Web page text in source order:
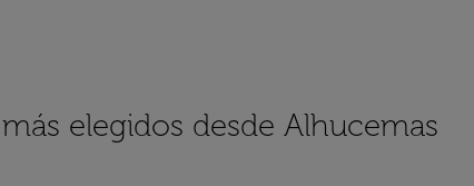
elegidos desde Alhucemas